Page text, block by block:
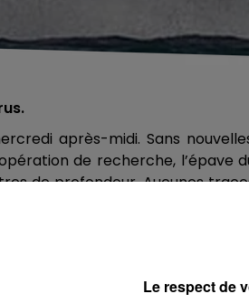
après-midi. Sans
de recherche,
de profondeur. Aucunes
enquête pour déterminer les
Le respect de